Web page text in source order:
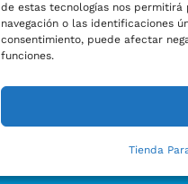
de estas tecnologías nos
navegación o las identificaciones
consentimiento, puede afectar
funciones.
Tienda